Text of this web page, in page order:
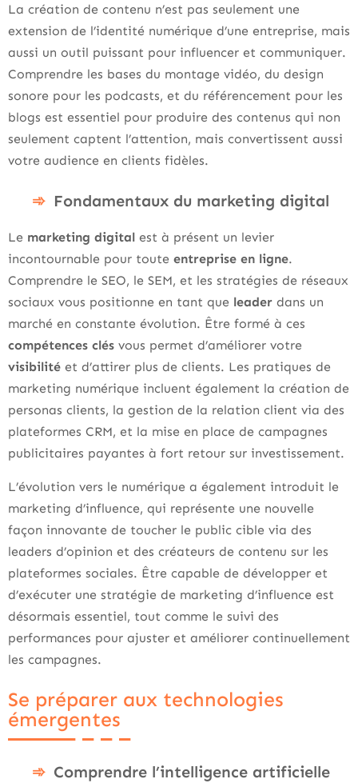
La création de contenu n’est pas seulement une
extension de l’identité numérique d’une entreprise, mais
aussi un outil puissant pour influencer et communiquer.
Comprendre les bases du montage vidéo, du design
sonore pour les podcasts, et du référencement pour les
blogs est essentiel pour produire des contenus qui non
seulement captent l’attention, mais convertissent aussi
votre audience en clients fidèles.
Fondamentaux du marketing digital
Le marketing digital est à présent un levier
incontournable pour toute entreprise en ligne.
Comprendre le SEO, le SEM, et les stratégies de réseaux
sociaux vous positionne en tant que leader dans un
marché en constante évolution. Être formé à ces
compétences clés vous permet d’améliorer votre
visibilité et d’attirer plus de clients. Les pratiques de
marketing numérique incluent également la création de
personas clients, la gestion de la relation client via des
plateformes CRM, et la mise en place de campagnes
publicitaires payantes à fort retour sur investissement.
L’évolution vers le numérique a également introduit le
marketing d’influence, qui représente une nouvelle
façon innovante de toucher le public cible via des
leaders d’opinion et des créateurs de contenu sur les
plateformes sociales. Être capable de développer et
d’exécuter une stratégie de marketing d’influence est
désormais essentiel, tout comme le suivi des
performances pour ajuster et améliorer continuellement
les campagnes.
Se préparer aux technologies
émergentes
Comprendre l’intelligence artificielle